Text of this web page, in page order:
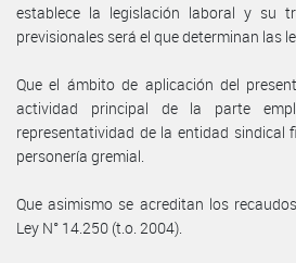
establece la legislación laboral y su
previsionales será el que determinan las
Que el ámbito de aplicación del
actividad principal de la parte
representatividad de la entidad sindical
personería gremial.
Que asimismo se acreditan los
Ley N° 14.250 (t.o. 2004).